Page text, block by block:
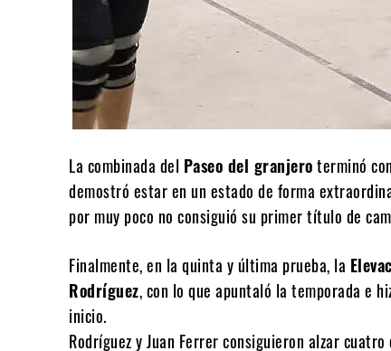
La combinada del Paseo del granjeroterminó
demostró estar en un estado de forma
por muy poco no consiguió su primer título de
Finalmente, en la quinta y última prueba, la
Rodríguez, con lo que apuntaló la temporada e
inicio.
Rodríguez y Juan Ferrer consiguieron alzar